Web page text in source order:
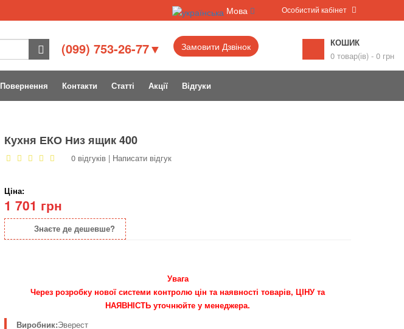
Мова Особистий кабінет
(099) 753-26-77▼ Замовити Дзвінок
КОШИК
0 товар(ів) - 0 грн
Повернення Контакти Статті Акції Відгуки
Кухня ЕКО Низ ящик 400
0 відгуків | Написати відгук
Ціна:
1 701 грн
Знаєте де дешевше?
Увага
Через розробку нової системи контролю цін та наявності товарів, ЦІНУ та
НАЯВНІСТЬ уточнюйте у менеджера.
Виробник:Эверест